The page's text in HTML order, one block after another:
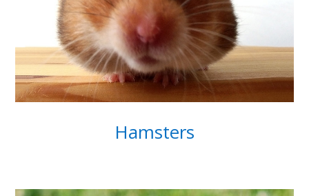
Hamsters